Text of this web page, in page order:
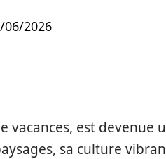
06/2026
vacances, est devenue
sa culture